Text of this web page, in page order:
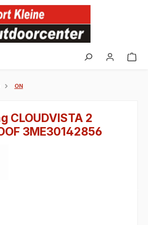
ON
CLOUDVISTA 2
3ME30142856